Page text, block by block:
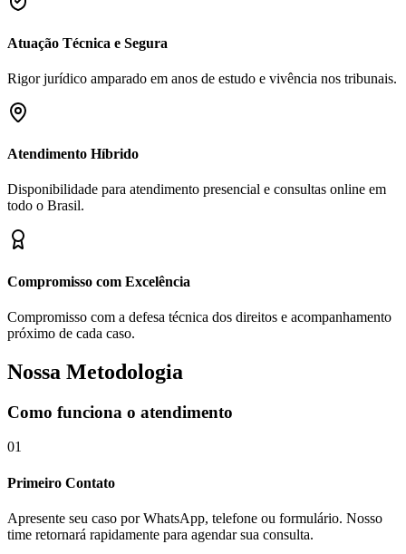
Atuação Técnica e Segura
Rigor jurídico amparado em anos de estudo e vivência nos tribunais.
Atendimento Híbrido
Disponibilidade para atendimento presencial e consultas online em
todo o Brasil.
Compromisso com Excelência
Compromisso com a defesa técnica dos direitos e acompanhamento
próximo de cada caso.
Nossa Metodologia
Como funciona o atendimento
01
Primeiro Contato
Apresente seu caso por WhatsApp, telefone ou formulário. Nosso
time retornará rapidamente para agendar sua consulta.